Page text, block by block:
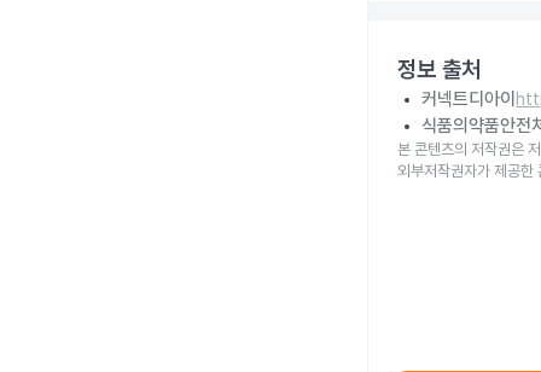
정보 출처
커넥트디아이
식품의약품안전
본 콘텐츠의 저작권은
외부저작권자가 제공한